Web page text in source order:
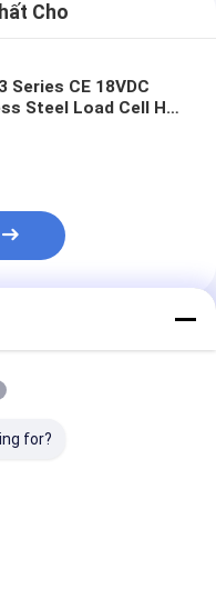
Cho
Series CE 18VDC
Steel Load Cell Hệ
for?